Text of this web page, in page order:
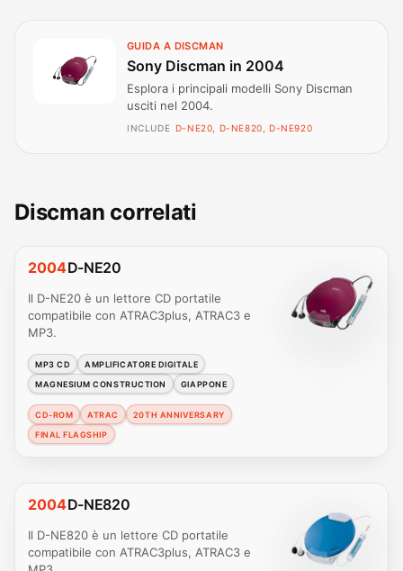
GUIDA A DISCMAN
Sony Discman in 2004
Esplora i principali modelli Sony Discman
usciti nel 2004.
INCLUDE D-NE20, D-NE820, D-NE920
Discman correlati
2004D-NE20
Il D-NE20 è un lettore CD portatile
compatibile con ATRAC3plus, ATRAC3 e
MP3.
MP3 CD
AMPLIFICATORE DIGITALE
MAGNESIUM CONSTRUCTION
GIAPPONE
CD-ROM ATRAC
20TH ANNIVERSARY
FINAL FLAGSHIP
2004D-NE820
Il D-NE820 è un lettore CD portatile
compatibile con ATRAC3plus, ATRAC3 e